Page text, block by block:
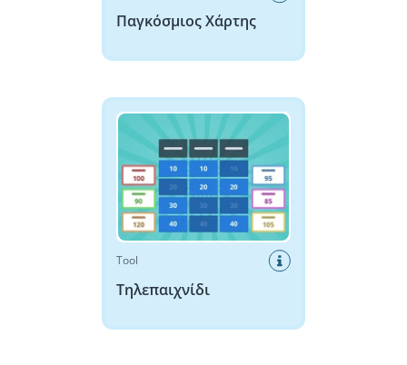
Παγκόσμιος Χάρτης
Tool
Τηλεπαιχνίδι